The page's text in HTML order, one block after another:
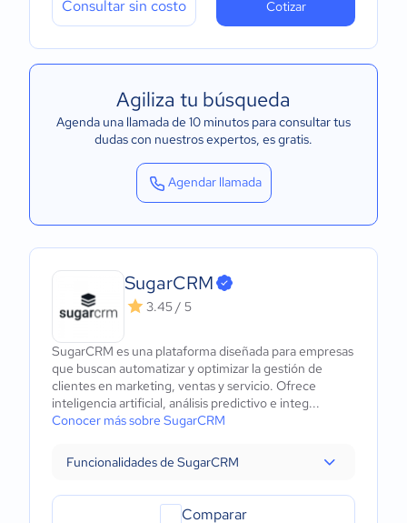
Consultar sin costo Cotizar
Agiliza tu búsqueda
Agenda una llamada de 10 minutos para consultar tus
dudas con nuestros expertos, es gratis.
Agendar llamada
SugarCRM
3.45 / 5
SugarCRM es una plataforma diseñada para empresas
que buscan automatizar y optimizar la gestión de
clientes en marketing, ventas y servicio. Ofrece
inteligencia artificial, análisis predictivo e integ...
Conocer más sobre SugarCRM
Funcionalidades de SugarCRM
Comparar